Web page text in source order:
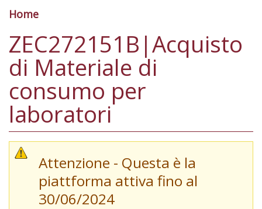
Tu sei qui
Home
ZEC272151B|Acquisto
di Materiale di
consumo per
laboratori
Attenzione - Questa è la
piattforma attiva fino al
30/06/2024